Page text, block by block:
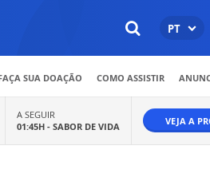
PT
SUA DOAÇÃO COMO ASSISTIR
A SEGUIR
01:45H - SABOR DE VIDA VEJA A